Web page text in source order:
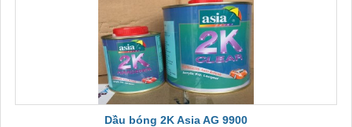
Dầu bóng 2K Asia AG 9900